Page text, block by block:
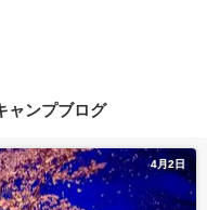
ャンプブログ
4月2日